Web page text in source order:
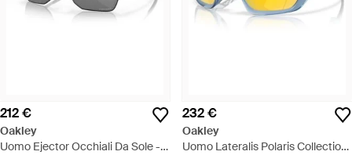
212 €
Oakley
Uomo Ejector Occhiali Da Sole -
232 €
Oakley
Uomo Lateralis Polaris Collection